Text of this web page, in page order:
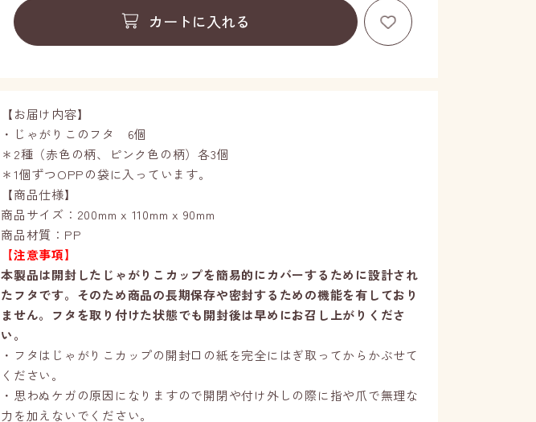
カートに入れる
【お届け内容】
・じゃがりこのフタ 6個
＊2種（赤色の柄、ピンク色の柄）各3個
＊1個ずつOPPの袋に入っています。
【商品仕様】
商品サイズ：200mm x 110mm x 90mm
商品材質：PP
【注意事項】
本製品は開封したじゃがりこカップを簡易的にカバーするために設計され
たフタです。そのため商品の長期保存や密封するための機能を有しており
ません。フタを取り付けた状態でも開封後は早めにお召し上がりくださ
い。
・フタはじゃがりこカップの開封口の紙を完全にはぎ取ってからかぶせて
ください。
・思わぬケガの原因になりますので開閉や付け外しの際に指や爪で無理な
力を加えないでください。